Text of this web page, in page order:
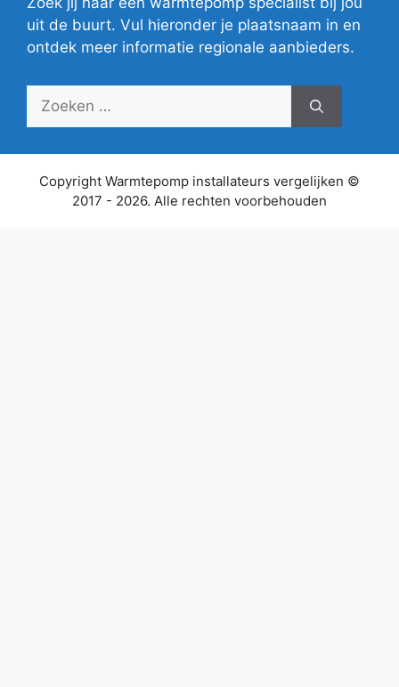
uit de buurt. Vul hieronder je plaatsnaam in en
ontdek meer informatie regionale aanbieders.
Zoek
Copyright Warmtepomp installateurs vergelijken ©
2017 - 2026. Alle rechten voorbehouden